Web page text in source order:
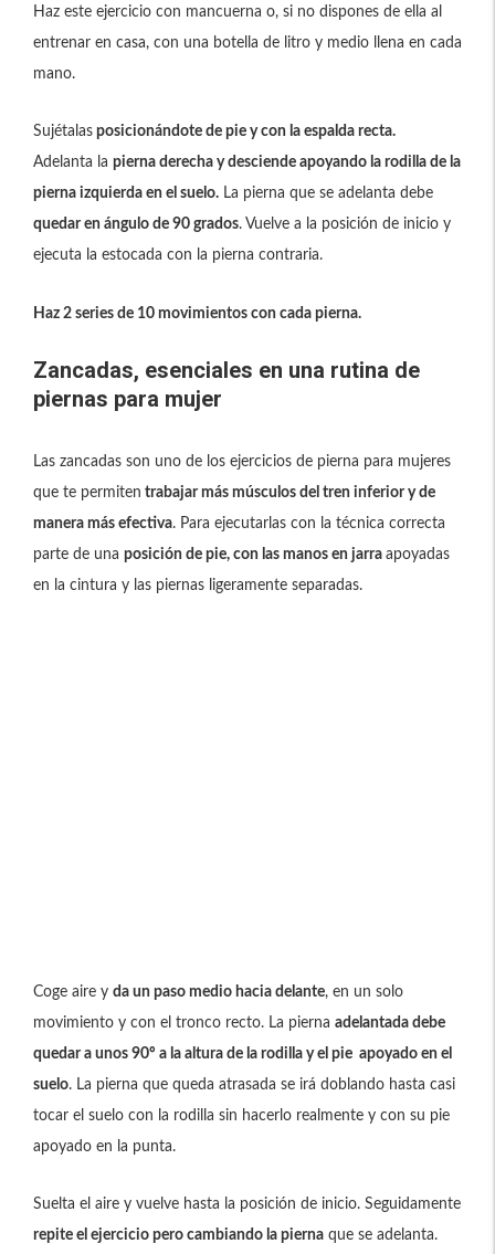
Haz este ejercicio con mancuerna o, si no dispones de ella al
entrenar en casa, con una botella de litro y medio llena en cada
mano.
Sujétalas posicionándote de pie y con la espalda recta.
Adelanta la pierna derecha y desciende apoyando la rodilla de la
pierna izquierda en el suelo. La pierna que se adelanta debe
quedar en ángulo de 90 grados. Vuelve a la posición de inicio y
ejecuta la estocada con la pierna contraria.
Haz 2 series de 10 movimientos con cada pierna.
Zancadas, esenciales en una rutina de
piernas para mujer
Las zancadas son uno de los ejercicios de pierna para mujeres
que te permiten trabajar más músculos del tren inferior y de
manera más efectiva. Para ejecutarlas con la técnica correcta
parte de una posición de pie, con las manos en jarra apoyadas
en la cintura y las piernas ligeramente separadas.
Coge aire y da un paso medio hacia delante, en un solo
movimiento y con el tronco recto. La pierna adelantada debe
quedar a unos 90º a la altura de la rodilla y el pie apoyado en el
suelo. La pierna que queda atrasada se irá doblando hasta casi
tocar el suelo con la rodilla sin hacerlo realmente y con su pie
apoyado en la punta.
Suelta el aire y vuelve hasta la posición de inicio. Seguidamente
repite el ejercicio pero cambiando la pierna que se adelanta.